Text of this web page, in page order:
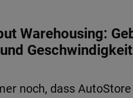
Warehousing:
noch, dass